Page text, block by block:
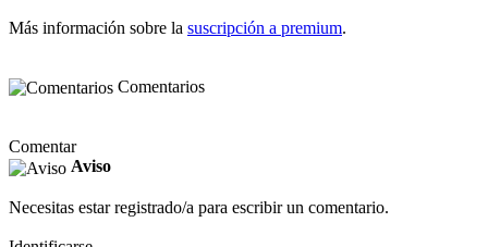
Más información sobre la suscripción a premium.
Comentarios
Comentar
Aviso
Necesitas estar registrado/a para escribir un comentario.